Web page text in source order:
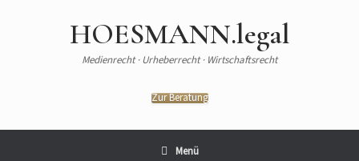
HOESMANN.legal
Medienrecht · Urheberrecht · Wirtschaftsrecht
Zur Beratung
Menü